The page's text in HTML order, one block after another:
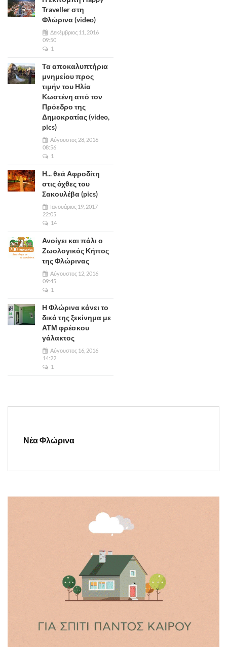
Traveller στη
Φλώρινα (video)
Δεκέμβριος 11, 2016
09:50
1
Τα αποκαλυπτήρια
μνημείου προς
τιμήν του Ηλία
Κωστένη από τον
Πρόεδρο της
Δημοκρατίας (video,
pics)
Αύγουστος 28, 2016
08:56
1
Η... θεά Αφροδίτη
στις όχθες του
Σακουλέβα (pics)
Ιανουάριος 19, 2017
22:05
14
Ανοίγει και πάλι ο
Ζωολογικός Κήπος
της Φλώρινας
Αύγουστος 12, 2016
09:45
1
Η Φλώρινα κάνει το
δικό της ξεκίνημα με
ΑΤΜ φρέσκου
γάλακτος
Αύγουστος 16, 2016
14:22
1
Νέα Φλώρινα